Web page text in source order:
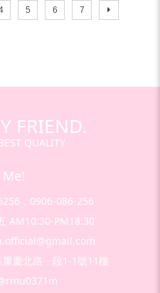
5 6 7
FRIEND.
QUALITY
；0906-086-256
AM10:30-PM18:30
慶北路ㄧ段1-1號11樓